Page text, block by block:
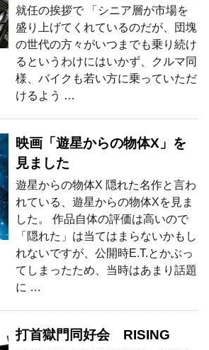
就任の挨拶で 「シニア層が市場を
盛り上げてくれているのだが、団塊
の世代の方々がいつまでも乗り続け
るというわけにはいかず、クルマ同
様、バイクも若い方に乗っていただ
けるよう …
映画「遊星からの物体X」を
見ました
遊星からの物体X 隠れた名作と言わ
れている、遊星からの物体Xを見ま
した。 作品自体の評価は高いので
「隠れた」は当てはまらないかもし
れないですが、公開時E.T.とかぶっ
てしまったため、当時はあまり話題
に …
打首獄門同好会 RISING